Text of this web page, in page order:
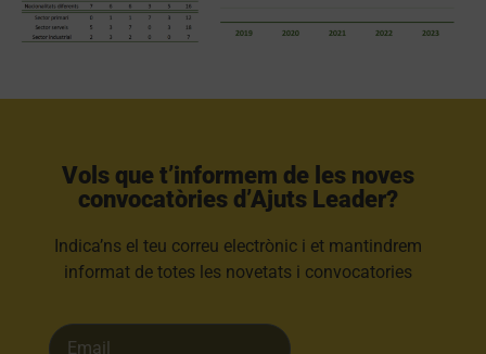
Vols que t’informem de les noves
convocatòries d’Ajuts Leader?​
Indica’ns el teu correu electrònic i et mantindrem
informat de totes les novetats i convocatories